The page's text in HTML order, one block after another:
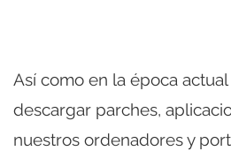
Así como en la época
descargar parches,
nuestros ordenadores y